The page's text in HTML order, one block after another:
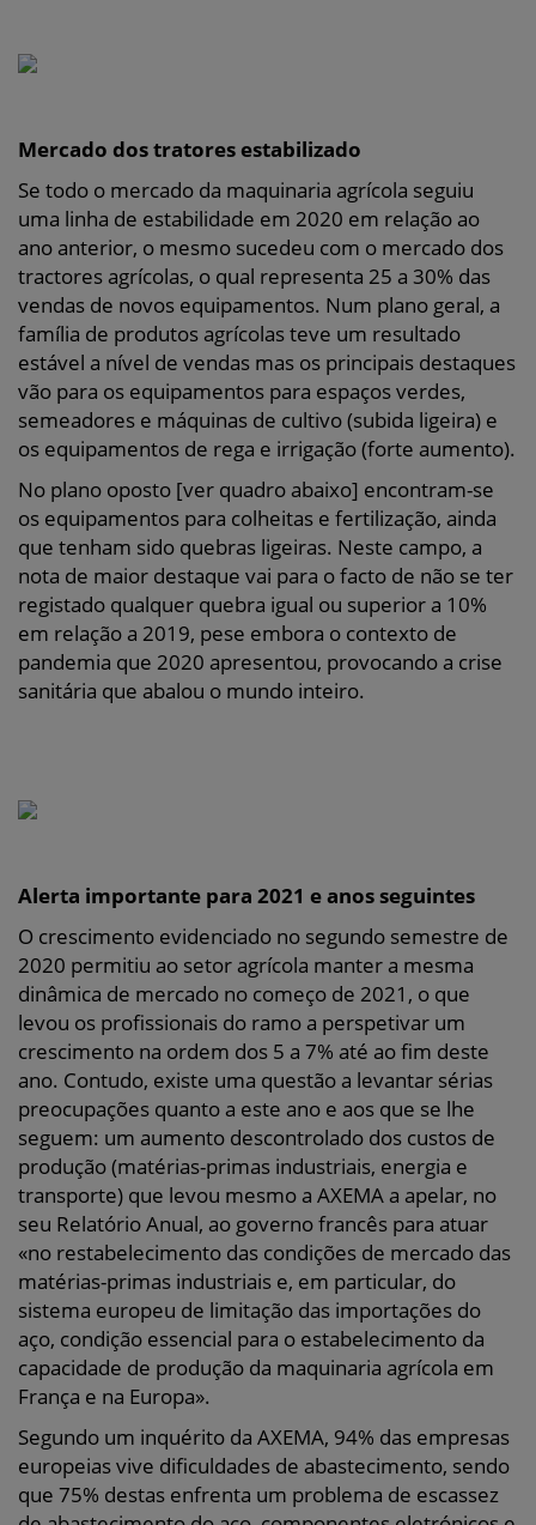
Mercado dos tratores estabilizado
Se todo o mercado da maquinaria agrícola seguiu
uma linha de estabilidade em 2020 em relação ao
ano anterior, o mesmo sucedeu com o mercado dos
tractores agrícolas, o qual representa 25 a 30% das
vendas de novos equipamentos. Num plano geral, a
família de produtos agrícolas teve um resultado
estável a nível de vendas mas os principais destaques
vão para os equipamentos para espaços verdes,
semeadores e máquinas de cultivo (subida ligeira) e
os equipamentos de rega e irrigação (forte aumento).
No plano oposto [ver quadro abaixo] encontram-se
os equipamentos para colheitas e fertilização, ainda
que tenham sido quebras ligeiras. Neste campo, a
nota de maior destaque vai para o facto de não se ter
registado qualquer quebra igual ou superior a 10%
em relação a 2019, pese embora o contexto de
pandemia que 2020 apresentou, provocando a crise
sanitária que abalou o mundo inteiro.
Alerta importante para 2021 e anos seguintes
O crescimento evidenciado no segundo semestre de
2020 permitiu ao setor agrícola manter a mesma
dinâmica de mercado no começo de 2021, o que
levou os profissionais do ramo a perspetivar um
crescimento na ordem dos 5 a 7% até ao fim deste
ano. Contudo, existe uma questão a levantar sérias
preocupações quanto a este ano e aos que se lhe
seguem: um aumento descontrolado dos custos de
produção (matérias-primas industriais, energia e
transporte) que levou mesmo a AXEMA a apelar, no
seu Relatório Anual, ao governo francês para atuar
«no restabelecimento das condições de mercado das
matérias-primas industriais e, em particular, do
sistema europeu de limitação das importações do
aço, condição essencial para o estabelecimento da
capacidade de produção da maquinaria agrícola em
França e na Europa».
Segundo um inquérito da AXEMA, 94% das empresas
europeias vive dificuldades de abastecimento, sendo
que 75% destas enfrenta um problema de escassez